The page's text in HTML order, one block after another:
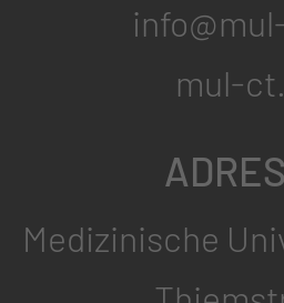
mul-
Medizinische